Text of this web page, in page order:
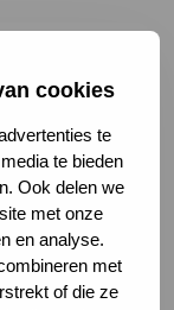
cookies
te
te bieden
Ook delen we
met onze
en analyse.
met
of die ze